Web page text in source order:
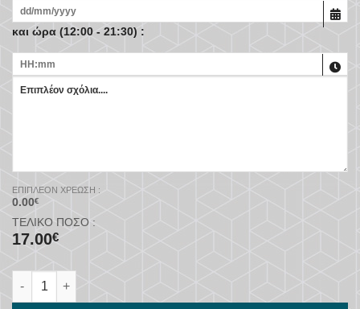
και ώρα (12:00 - 21:30) :
ΕΠΙΠΛΈΟΝ ΧΡΈΩΣΗ :
0.00€
ΤΕΛΙΚΌ ΠΟΣΌ :
17.00€
Βασιλόπιτα Κέικ (Προπαραγγελία) ποσότητα